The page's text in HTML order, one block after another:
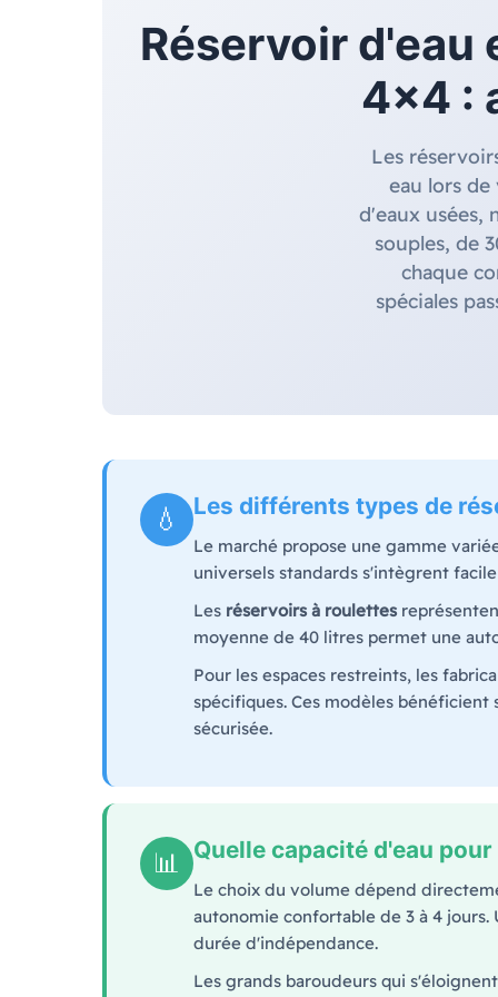
Réservoir
4x4 :
Les
eau lors de
d'eaux usées,
souples, de
chaque
spéciales
💧 Les différents types de
Le marché propose une gamme
universels standards s'intègrent
Les réservoirs à roulettes
moyenne de 40 litres permet une
Pour les espaces restreints, les
spécifiques. Ces modèles
sécurisée.
📊 Quelle capacité d'eau
Le choix du volume dépend
autonomie confortable de 3 à 4
durée d'indépendance.
Les grands baroudeurs qui